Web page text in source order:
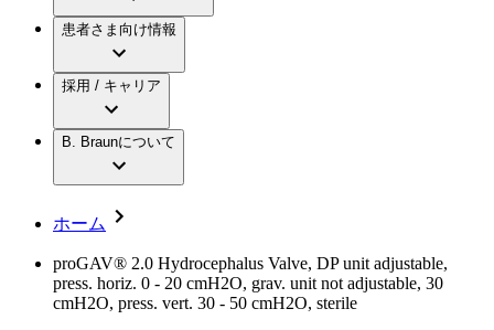
手術器具の管理、再生処理工程の業務改善
製品・診療領域
歯科
低侵襲手術 （内視鏡外科手術）
脊椎脊髄治療
手術用鋼製器具と滅菌コンテナーシステム
水頭症について
慢性創傷の治癒
アクトリーン ハイライト カテ
アクトリーン ハイライト セット
疾患・症状
ビー・ブラウンエースクラップ株式会社の
会社概要
報
要
キャリア（B. Braunで働くということ）
私たちのカルチャー
採用情報
ビジョンとバリュー
ブランド
ついて
イノベーション
私たちの責任
多様性
お問合せ
患者さま向け情報
採用 / キャリア
B. Braunについて
ホーム
proGAV® 2.0 Hydrocephalus Valve, DP unit adjustable,
press. horiz. 0 - 20 cmH2O, grav. unit not adjustable, 30
cmH2O, press. vert. 30 - 50 cmH2O, sterile